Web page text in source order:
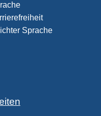
Sprache